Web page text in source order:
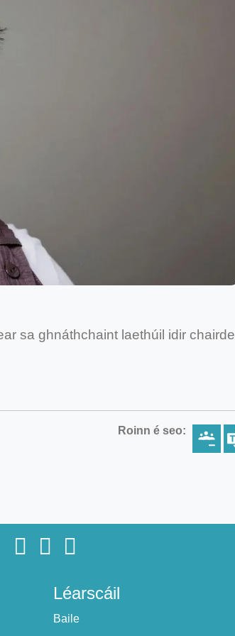
sa ghnáthchaint laethúil idir chairde
Roinn é seo:
Léarscáil
Baile